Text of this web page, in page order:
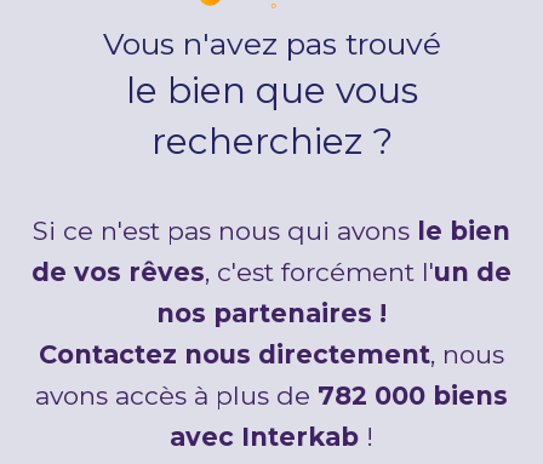
Vous n'avez pas trouvé
le bien que vous
recherchiez ?
Si ce n'est pas nous qui avons le bien
de vos rêves, c'est forcément l'un de
nos partenaires !
Contactez nous directement, nous
avons accès à plus de 782 000 biens
avec Interkab !